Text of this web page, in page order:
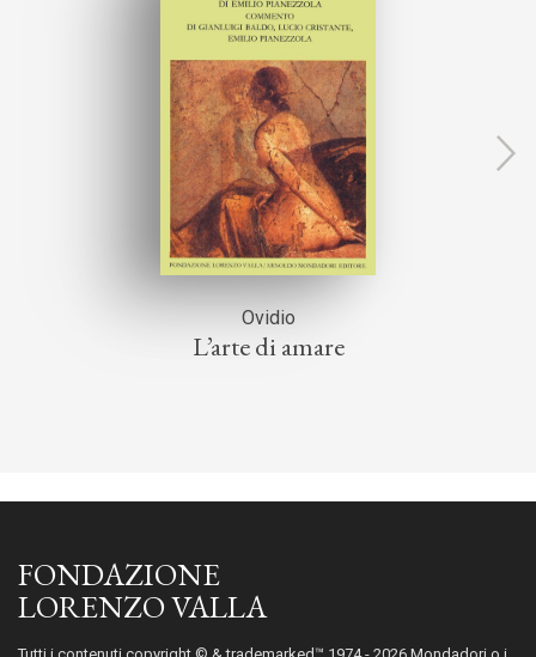
Ovidio
L’arte di amare
FONDAZIONE
LORENZO VALLA